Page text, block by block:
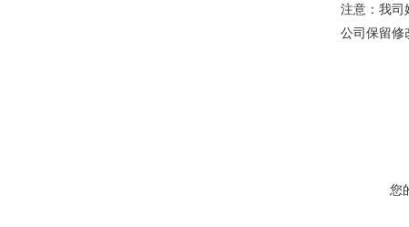
注意：我司
公司保留修
您